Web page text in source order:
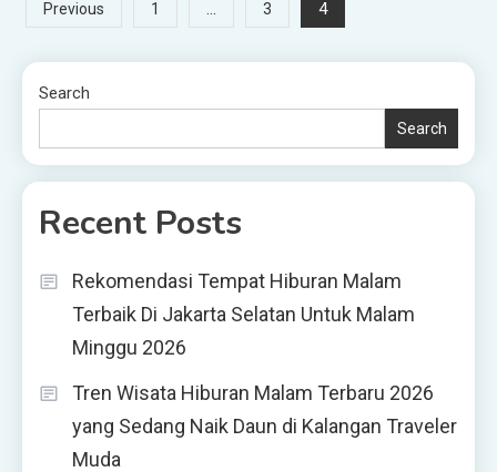
Posts
pagination
Previous 1 … 3 4
Search
Search
Recent Posts
Rekomendasi Tempat Hiburan Malam
Terbaik Di Jakarta Selatan Untuk Malam
Minggu 2026
Tren Wisata Hiburan Malam Terbaru 2026
yang Sedang Naik Daun di Kalangan Traveler
Muda